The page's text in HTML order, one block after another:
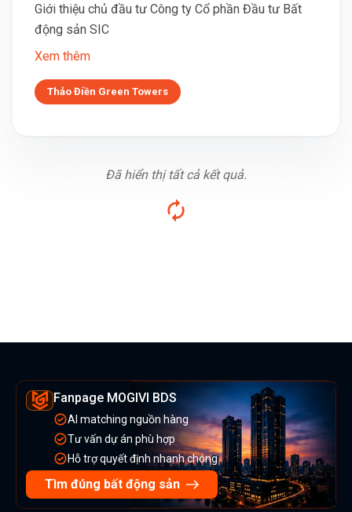
Giới thiệu chủ đầu tư Công ty Cổ phần Đầu tư Bất
động sản SIC
Xem thêm
Thảo Điền Green Towers
Đã hiển thị tất cả kết quả.
Fanpage MOGIVI BDS
AI matching nguồn hàng
Tư vấn dự án phù hợp
Hỗ trợ quyết định nhanh chóng
Tìm đúng bất động sản